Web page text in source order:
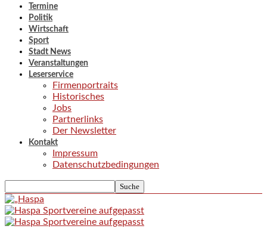
Termine
Politik
Wirtschaft
Sport
Stadt News
Veranstaltungen
Leserservice
Firmenportraits
Historisches
Jobs
Partnerlinks
Der Newsletter
Kontakt
Impressum
Datenschutzbedingungen